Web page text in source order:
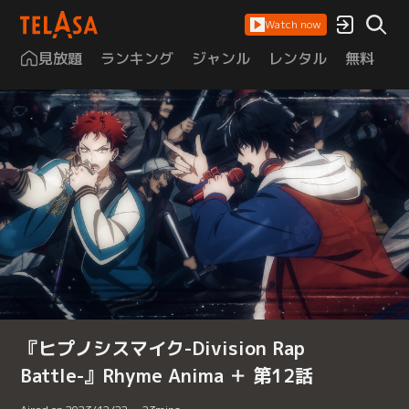
Watch now
見放題 ランキング ジャンル レンタル 無料
『ヒプノシスマイク-Division Rap
Battle-』Rhyme Anima ＋ 第12話